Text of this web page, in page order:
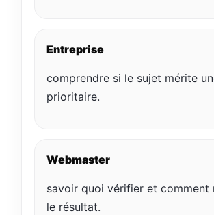
Entreprise
comprendre si le sujet mérite
prioritaire.
Webmaster
savoir quoi vérifier et comment
le résultat.